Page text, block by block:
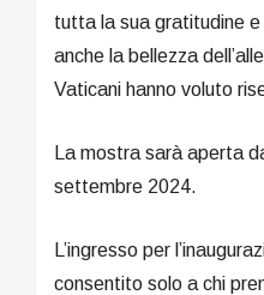
tutta la sua gratitudine
anche la bellezza
Vaticani hanno voluto
La mostra sarà aperta
settembre 2024.
L’ingresso per
consentito solo a chi